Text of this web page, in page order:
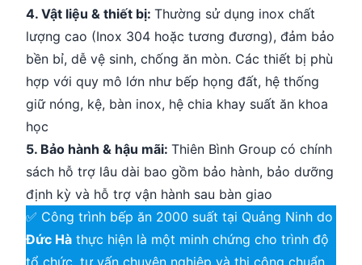
4. Vật liệu & thiết bị: Thường sử dụng inox chất
lượng cao (Inox 304 hoặc tương đương), đảm bảo
bền bỉ, dễ vệ sinh, chống ăn mòn. Các thiết bị phù
hợp với quy mô lớn như bếp họng đất, hệ thống
giữ nóng, kệ, bàn inox, hệ chia khay suất ăn khoa
học
5. Bảo hành & hậu mãi: Thiên Bình Group có chính
sách hỗ trợ lâu dài bao gồm bảo hành, bảo dưỡng
định kỳ và hỗ trợ vận hành sau bàn giao
✅ Công trình bếp ăn 2000 suất tại Quảng Ninh do
Đức Hà thực hiện là một minh chứng cho trình độ
tổ chức, tư vấn chuyên nghiệp và thi công chuẩn